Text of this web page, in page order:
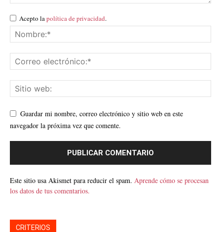
Acepto lapolítica de privacidad.
Guardar mi nombre, correo electrónico y sitio web en este
navegador la próxima vez que comente.
Este sitio usa Akismet para reducir el spam. Aprende cómo se procesan
los datos de tus comentarios.
CRITERIOS